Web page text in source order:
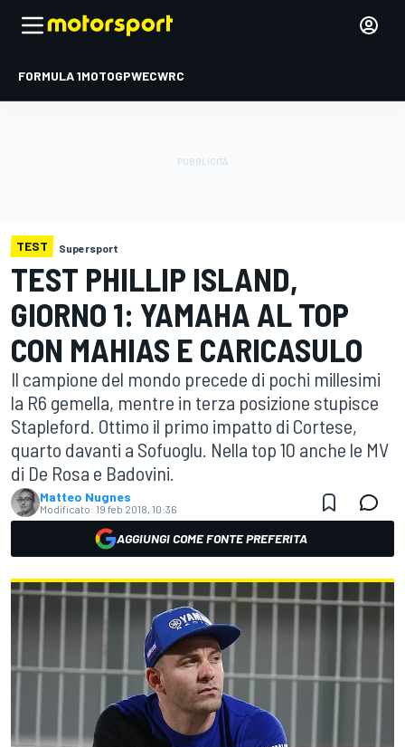
FORMULA 1MOTOGPWECWRC
TEST Supersport
TEST PHILLIP ISLAND,
GIORNO 1: YAMAHA AL TOP
CON MAHIAS E CARICASULO
Il campione del mondo precede di pochi millesimi
la R6 gemella, mentre in terza posizione stupisce
Stapleford. Ottimo il primo impatto di Cortese,
quarto davanti a Sofuoglu. Nella top 10 anche le MV
di De Rosa e Badovini.
Matteo Nugnes
Modificato: 19 feb 2018, 10:36
AGGIUNGI COME FONTE PREFERITA